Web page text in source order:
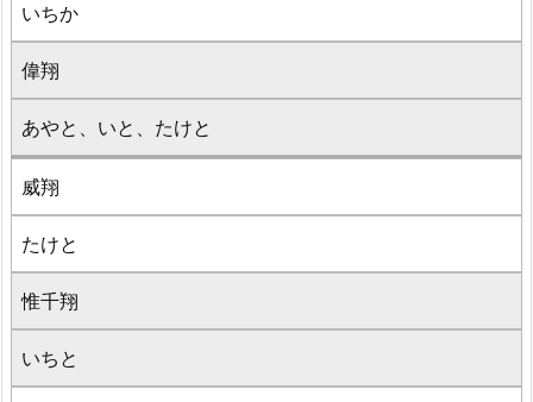
いちか
偉翔
あやと、いと、たけと
威翔
たけと
惟千翔
いちと